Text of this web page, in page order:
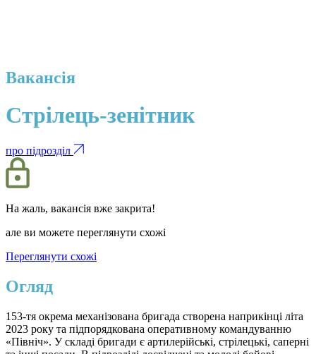
Вакансія
Стрілець-зенітник
про підрозділ
На жаль, вакансія вже закрита!
але ви можете переглянути схожі
Переглянути схожі
Огляд
153-тя окрема механізована бригада створена наприкінці літа
2023 року та підпорядкована оперативному командуванню
«Північ». У складі бригади є артилерійські, стрілецькі, саперні